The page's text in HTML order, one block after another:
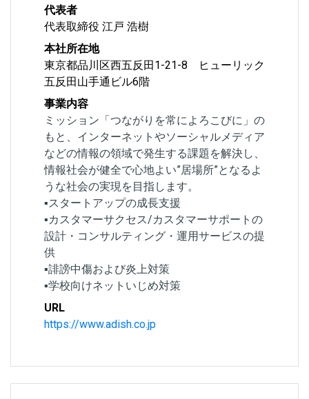
代表者
代表取締役 江戸 浩樹
本社所在地
東京都品川区西五反田1-21-8 ヒューリック
五反田山手通ビル6階
事業内容
ミッション「つながりを常によろこびに」の
もと、インターネットやソーシャルメディア
などの情報の領域で発生する課題を解決し、
情報社会が健全で心地よい”居場所”となるよ
うな社会の実現を目指します。
▪スタートアップの成長支援
▪カスタマーサクセス/カスタマーサポートの
設計・コンサルティング・運用サービスの提
供
▪誹謗中傷および炎上対策
▪学校向けネットいじめ対策
URL
https://www.adish.co.jp